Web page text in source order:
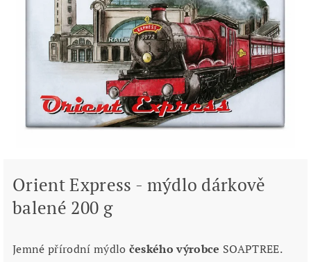
Orient Express - mýdlo dárkově
balené 200 g
Jemné přírodní mýdlo českého výrobce SOAPTREE.